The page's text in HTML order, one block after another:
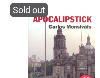
Sold out